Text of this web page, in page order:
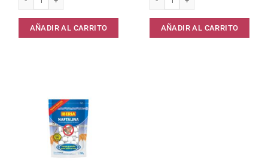
AÑADIR AL CARRITO AÑADIR AL CARRITO